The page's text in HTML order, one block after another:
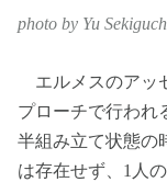
photo by Yu
エルメスのアッ
プローチで行われ
半組み立て状態の
は存在せず、1人